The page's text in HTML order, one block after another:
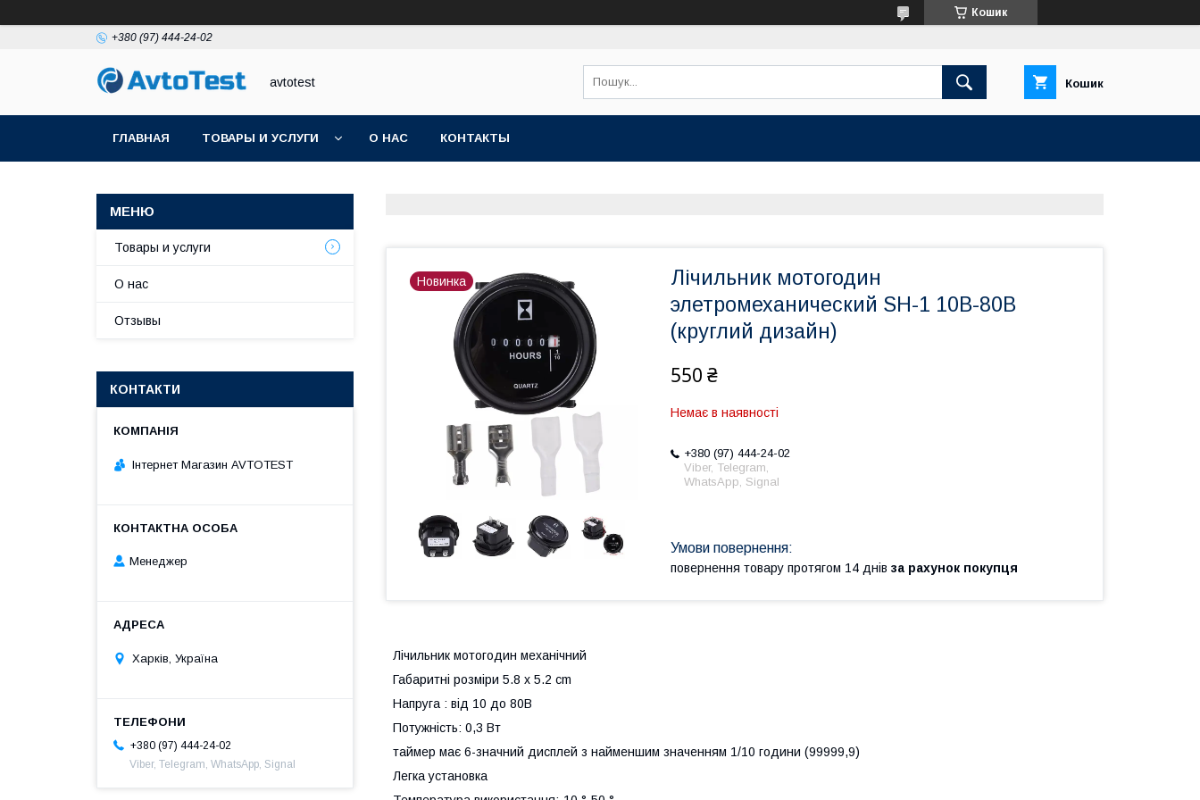
Кошик
+380 (97) 444-24-02
avtotest Кошик
ГЛАВНАЯ ТОВАРЫ И УСЛУГИ О НАС КОНТАКТЫ
Новинка
Лічильник мотогодин
элетромеханический SH-1 10В-80В
(круглий дизайн)
550 ₴
Немає в наявності
+380 (97) 444-24-02
Viber, Telegram,
WhatsApp, Signal
повернення товару протягом 14 днів за рахунок покупця
Лічильник мотогодин механічний
Габаритні розміри 5.8 x 5.2 cm
Напруга : від 10 до 80В
Потужність: 0,3 Вт
таймер має 6-значний дисплей з найменшим значенням 1/10 години (99999,9)
Легка установка
Товары и услуги
О нас
Отзывы
КОНТАКТИ
Інтернет Магазин AVTOTEST
Менеджер
Харків, Україна
+380 (97) 444-24-02
Viber, Telegram, WhatsApp, Signal